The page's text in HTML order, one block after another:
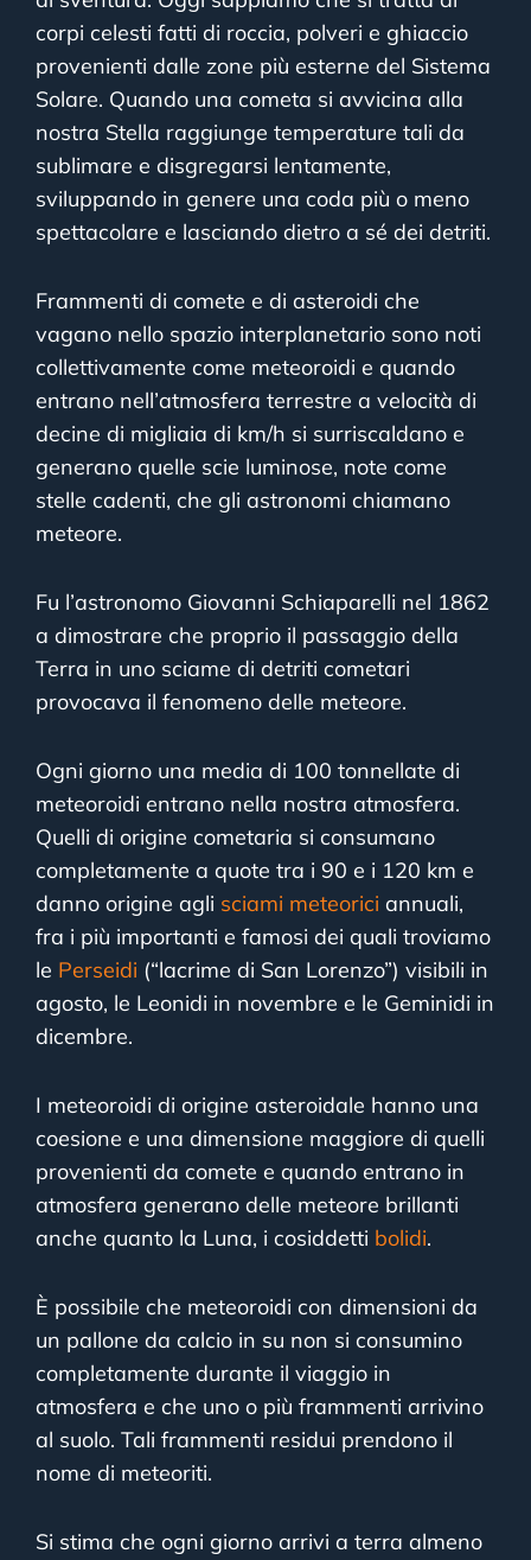
corpi celesti fatti di roccia, polveri e ghiaccio
provenienti dalle zone più esterne del Sistema
Solare. Quando una cometa si avvicina alla
nostra Stella raggiunge temperature tali da
sublimare e disgregarsi lentamente,
sviluppando in genere una coda più o meno
spettacolare e lasciando dietro a sé dei detriti.
Frammenti di comete e di asteroidi che
vagano nello spazio interplanetario sono noti
collettivamente come meteoroidi e quando
entrano nell’atmosfera terrestre a velocità di
decine di migliaia di km/h si surriscaldano e
generano quelle scie luminose, note come
stelle cadenti, che gli astronomi chiamano
meteore.
Fu l’astronomo Giovanni Schiaparelli nel 1862
a dimostrare che proprio il passaggio della
Terra in uno sciame di detriti cometari
provocava il fenomeno delle meteore.
Ogni giorno una media di 100 tonnellate di
meteoroidi entrano nella nostra atmosfera.
Quelli di origine cometaria si consumano
completamente a quote tra i 90 e i 120 km e
danno origine agli sciami meteorici annuali,
fra i più importanti e famosi dei quali troviamo
le Perseidi (“lacrime di San Lorenzo”) visibili in
agosto, le Leonidi in novembre e le Geminidi in
dicembre.
I meteoroidi di origine asteroidale hanno una
coesione e una dimensione maggiore di quelli
provenienti da comete e quando entrano in
atmosfera generano delle meteore brillanti
anche quanto la Luna, i cosiddetti bolidi.
È possibile che meteoroidi con dimensioni da
un pallone da calcio in su non si consumino
completamente durante il viaggio in
atmosfera e che uno o più frammenti arrivino
al suolo. Tali frammenti residui prendono il
nome di meteoriti.
Si stima che ogni giorno arrivi a terra almeno